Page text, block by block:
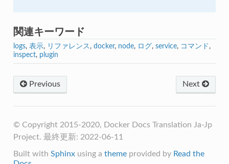
関連キーワード
logs, 表示, リファレンス , docker, node, ログ, service, コマンド ,
inspect, plugin
Next
Previous
© Copyright 2015-2020, Docker Docs Translation Ja-Jp
Project. 最終更新: 2022-06-11
Built with Sphinxusing a themeprovided by Read the